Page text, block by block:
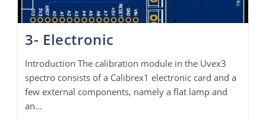
3- Electronic
Introduction The calibration module in the Uvex3
spectro consists of a Calibrex1 electronic card and a
few external components, namely a flat lamp and
an…